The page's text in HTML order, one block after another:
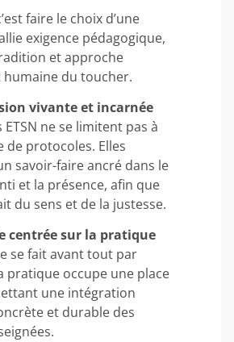
faire le choix d’une
exigence pédagogique,
et approche
du toucher.
vivante et incarnée
ne se limitent pas à
de protocoles. Elles
savoir-faire ancré dans le
et la présence, afin que
du sens et de la justesse.
centrée sur la pratique
se fait avant tout par
pratique occupe une place
une intégration
et durable des